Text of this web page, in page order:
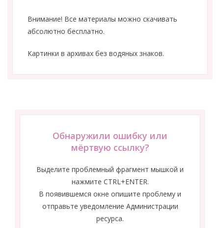
Внимание! Все материалы можно скачивать
абсолютно бесплатно.
Картинки в архивах без водяных знаков.
Обнаружили ошибку или
мёртвую ссылку?
Выделите проблемный фрагмент мышкой и
нажмите CTRL+ENTER.
В появившемся окне опишите проблему и
отправьте уведомление Администрации
ресурса.